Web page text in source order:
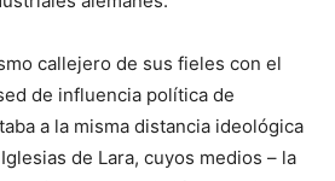
callejero de sus fieles con el
de influencia política de
a la misma distancia ideológica
de Lara, cuyos medios – la